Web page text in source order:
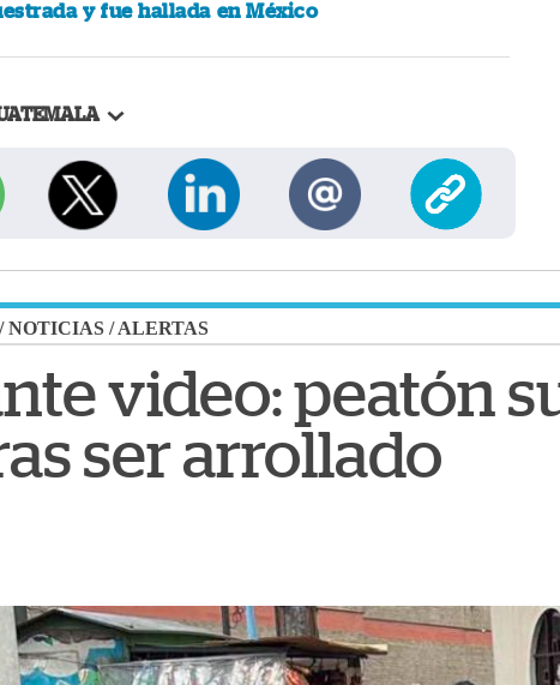
y fue hallada en México
/NOTICIAS /ALERTAS
video: peatón
ser arrollado